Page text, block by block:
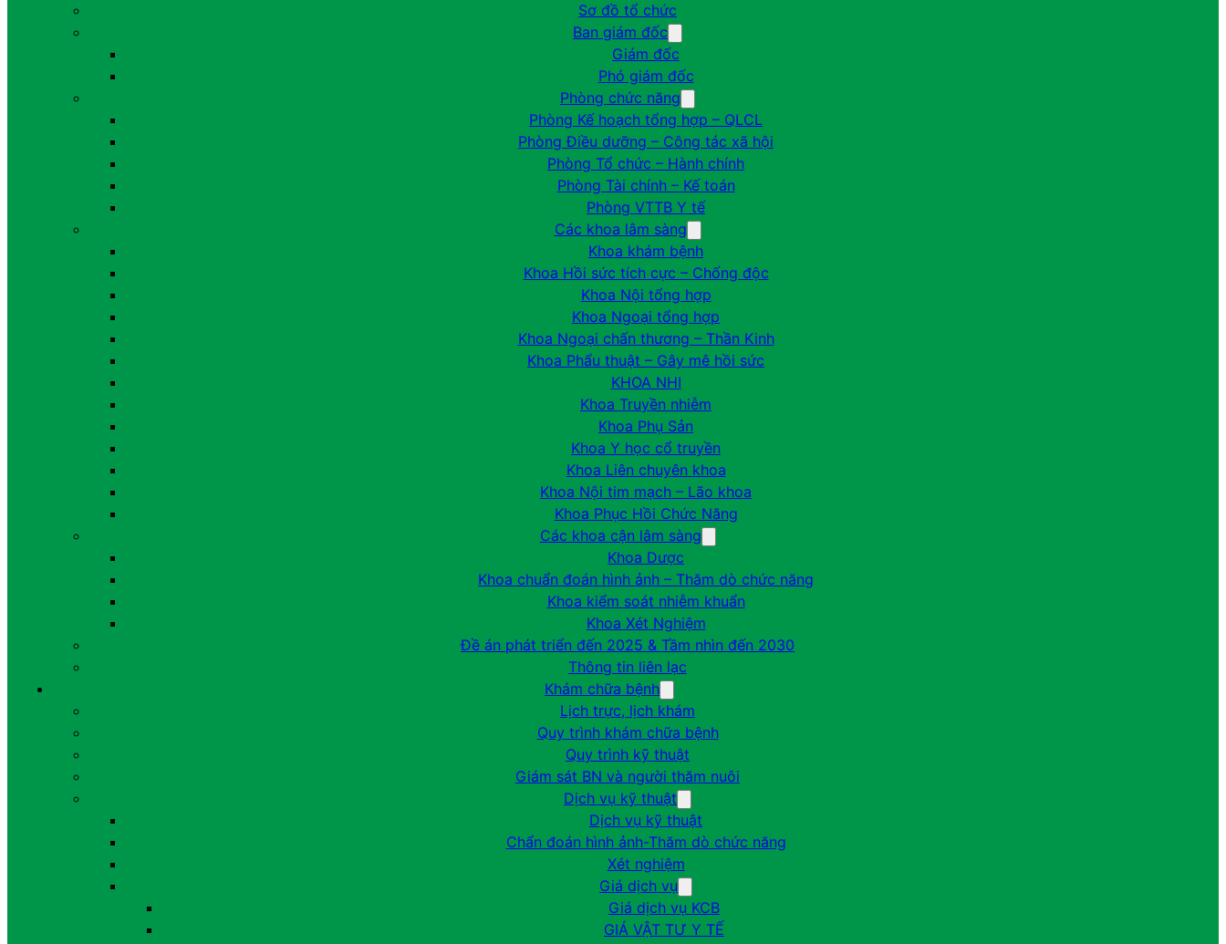
Sơ đồ tổ chức
Ban giám đốc
Giám đốc
Phó giám đốc
Phòng chức năng
Phòng Kế hoạch tổng hợp – QLCL
Phòng Điều dưỡng – Công tác xã hội
Phòng Tổ chức – Hành chính
Phòng Tài chính – Kế toán
Phòng VTTB Y tế
Các khoa lâm sàng
Khoa khám bệnh
Khoa Hồi sức tích cực – Chống độc
Khoa Nội tổng hợp
Khoa Ngoại tổng hợp
Khoa Ngoại chấn thương – Thần Kinh
Khoa Phẩu thuật – Gây mê hồi sức
KHOA NHI
Khoa Truyền nhiễm
Khoa Phụ Sản
Khoa Y học cổ truyền
Khoa Liên chuyên khoa
Khoa Nội tim mạch – Lão khoa
Khoa Phục Hồi Chức Năng
Các khoa cận lâm sàng
Khoa Dược
Khoa chuẩn đoán hình ảnh – Thăm dò chức năng
Khoa kiểm soát nhiễm khuẩn
Khoa Xét Nghiệm
Đề án phát triển đến 2025 & Tầm nhìn đến 2030
Thông tin liên lạc
Khám chữa bệnh
Lịch trực, lịch khám
Quy trình khám chữa bệnh
Quy trình kỹ thuật
Giám sát BN và người thăm nuôi
Dịch vụ kỹ thuật
Dịch vụ kỹ thuật
Chẩn đoán hình ảnh-Thăm dò chức năng
Xét nghiệm
Giá dịch vụ
Giá dịch vụ KCB
GIÁ VẬT TƯ Y TẾ